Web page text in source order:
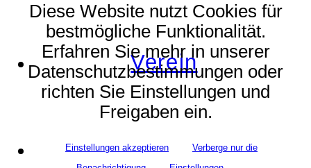
Verein
Suche
Diese Website nutzt Cookies für
bestmögliche Funktionalität.
Erfahren Sie mehr in unserer
Datenschutzbestimmungen oder
richten Sie Einstellungen und
Freigaben ein.
Einstellungen akzeptieren
Verberge nur die